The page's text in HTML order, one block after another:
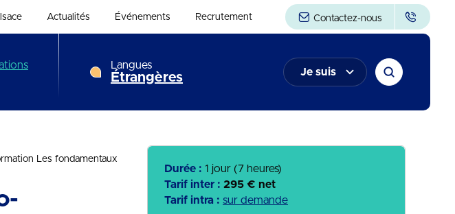
Actualités Événements Recrutement Contactez-nous
Langues
Étrangères Je suis
Les fondamentaux
Durée : 1 jour (7 heures)
Tarif inter : 295 € net
Tarif intra : sur demande